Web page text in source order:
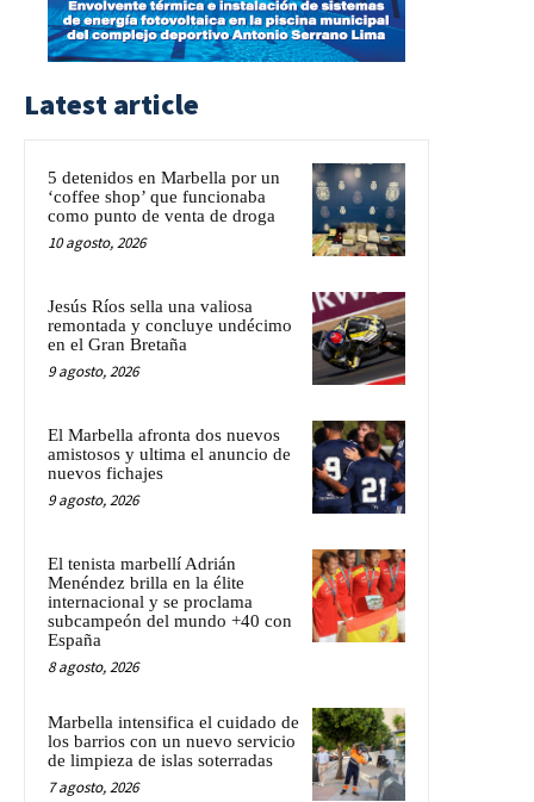
Latest article
5 detenidos en Marbella por un
‘coffee shop’ que funcionaba
como punto de venta de droga
10 agosto, 2026
Jesús Ríos sella una valiosa
remontada y concluye undécimo
en el Gran Bretaña
9 agosto, 2026
El Marbella afronta dos nuevos
amistosos y ultima el anuncio de
nuevos fichajes
9 agosto, 2026
El tenista marbellí Adrián
Menéndez brilla en la élite
internacional y se proclama
subcampeón del mundo +40 con
España
8 agosto, 2026
Marbella intensifica el cuidado de
los barrios con un nuevo servicio
de limpieza de islas soterradas
7 agosto, 2026